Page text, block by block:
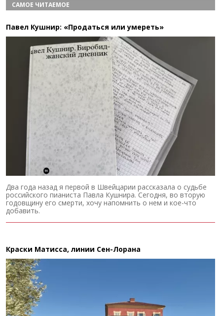
САМОЕ ЧИТАЕМОЕ
Павел Кушнир: «Продаться или умереть»
Два года назад я первой в Швейцарии рассказала о судьбе
российского пианиста Павла Кушнира. Сегодня, во вторую
годовщину его смерти, хочу напомнить о нем и кое-что
добавить.
Краски Матисса, линии Сен-Лорана